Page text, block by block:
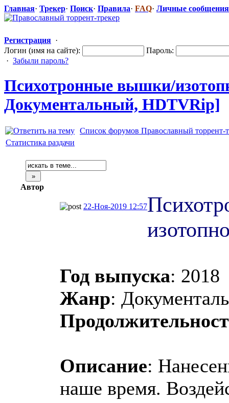
Главная· Трекер· Поиск· Правила· FAQ· Личные сообщения
Регистрация ·
Логин (имя на сайте):
Пароль:
· Забыли пароль?
Психотронные ​ вышки/изотоп
Документальн​ый, HDTVRip]
Список форумов Православный торрент-
Статистика раздачи
Автор
22-Ноя-2019 12:57
Год выпуска: 2018
Жанр:
Описание:
наше время.